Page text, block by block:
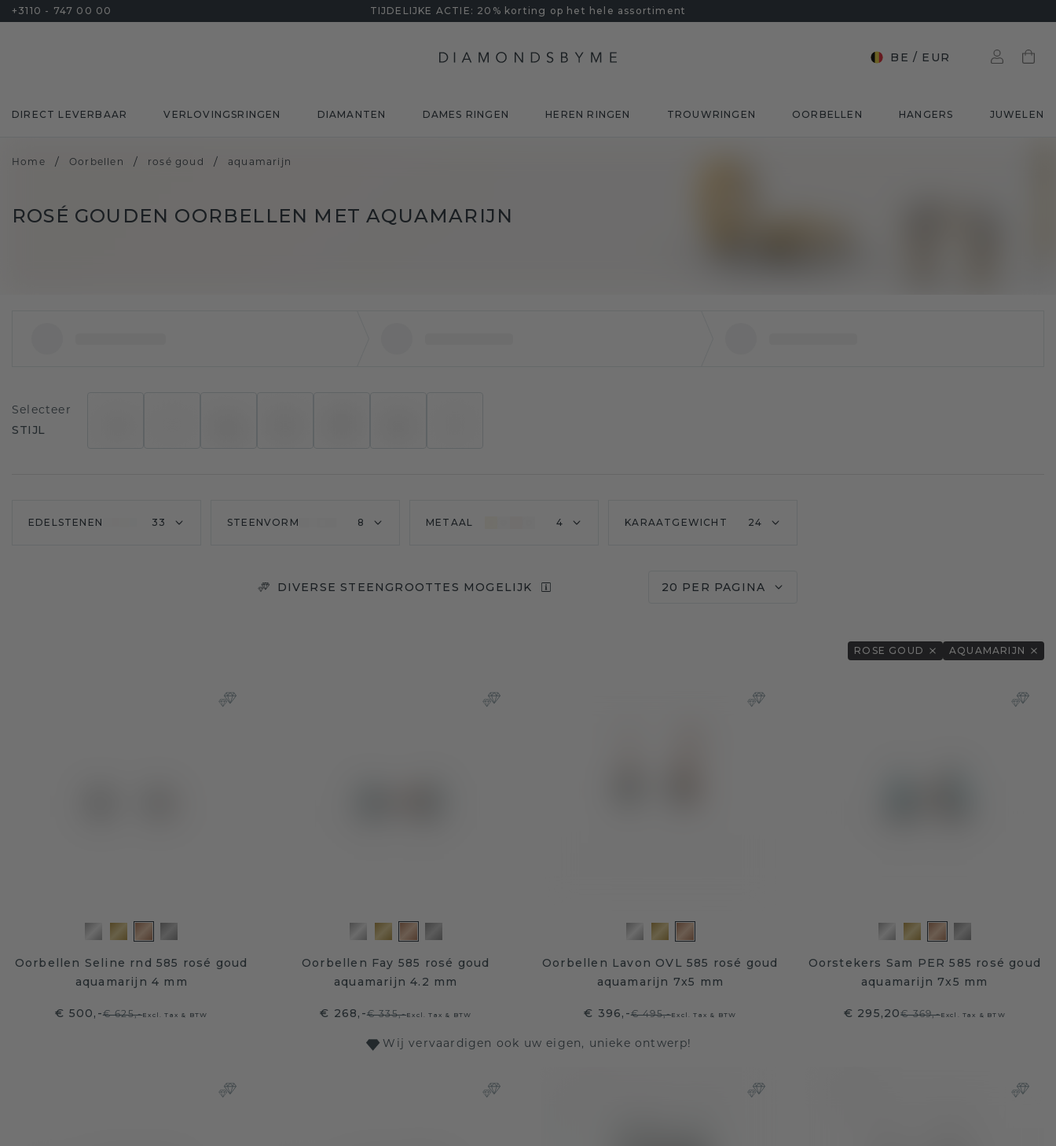
+3110 - 747 00 00 TIJDELIJKE ACTIE: 20% korting op het hele assortiment
BE / EUR
DIRECT LEVERBAAR VERLOVINGSRINGEN DIAMANTEN DAMES RINGEN HEREN RINGEN TROUWRINGEN OORBELLEN HANGERS JUWELEN
Home / Oorbellen / rosé goud / aquamarijn
ROSÉ GOUDEN OORBELLEN MET AQUAMARIJN
Selecteer
STIJL
EDELSTENEN 33 STEENVORM 8 METAAL 4 KARAATGEWICHT 24
DIVERSE STEENGROOTTES MOGELIJK 20 PER PAGINA
ROSE GOUD AQUAMARIJN
Oorbellen Seline rnd 585 rosé goud
aquamarijn 4 mm
€ 500,-€ 625,-Excl. Tax & BTW
Oorbellen Fay 585 rosé goud
aquamarijn 4.2 mm
€ 268,-€ 335,-Excl. Tax & BTW
Oorbellen Lavon OVL 585 rosé goud
aquamarijn 7x5 mm
€ 396,-€ 495,-Excl. Tax & BTW
Oorstekers Sam PER 585 rosé goud
aquamarijn 7x5 mm
€ 295,20€ 369,-Excl. Tax & BTW
Wij vervaardigen ook uw eigen, unieke ontwerp!